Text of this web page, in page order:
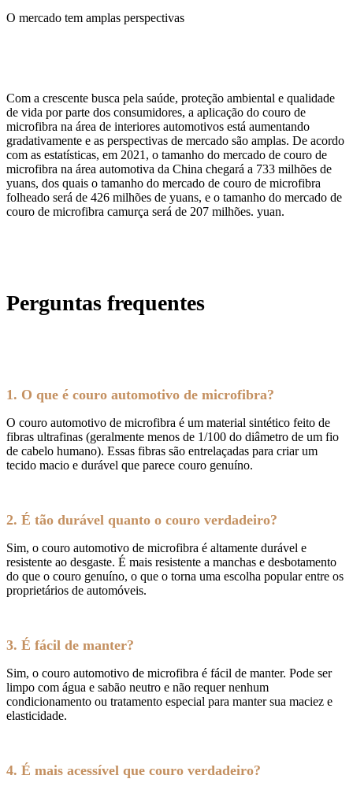
O mercado tem amplas perspectivas
Com a crescente busca pela saúde, proteção ambiental e qualidade
de vida por parte dos consumidores, a aplicação do couro de
microfibra na área de interiores automotivos está aumentando
gradativamente e as perspectivas de mercado são amplas. De acordo
com as estatísticas, em 2021, o tamanho do mercado de couro de
microfibra na área automotiva da China chegará a 733 milhões de
yuans, dos quais o tamanho do mercado de couro de microfibra
folheado será de 426 milhões de yuans, e o tamanho do mercado de
couro de microfibra camurça será de 207 milhões. yuan.
Perguntas frequentes
1. O que é couro automotivo de microfibra?
O couro automotivo de microfibra é um material sintético feito de
fibras ultrafinas (geralmente menos de 1/100 do diâmetro de um fio
de cabelo humano). Essas fibras são entrelaçadas para criar um
tecido macio e durável que parece couro genuíno.
2. É tão durável quanto o couro verdadeiro?
Sim, o couro automotivo de microfibra é altamente durável e
resistente ao desgaste. É mais resistente a manchas e desbotamento
do que o couro genuíno, o que o torna uma escolha popular entre os
proprietários de automóveis.
3. É fácil de manter?
Sim, o couro automotivo de microfibra é fácil de manter. Pode ser
limpo com água e sabão neutro e não requer nenhum
condicionamento ou tratamento especial para manter sua maciez e
elasticidade.
4. É mais acessível que couro verdadeiro?